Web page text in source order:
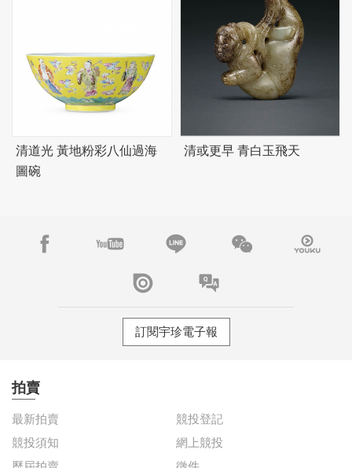
清道光 黃地粉彩八仙過海
圖碗
清或更早 青白玉飛天
訂閱宇珍電子報
拍賣
最新拍賣
競投登記
競投須知
網上競投